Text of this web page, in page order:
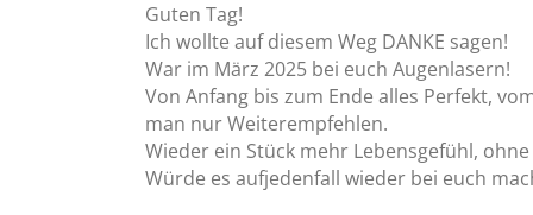
Guten Tag!
Ich wollte auf diesem Weg DANKE sagen!
War im März 2025 bei euch Augenlasern!
Von Anfang bis zum Ende alles Perfekt,
man nur Weiterempfehlen.
Wieder ein Stück mehr Lebensgefühl,
Würde es aufjedenfall wieder bei euch